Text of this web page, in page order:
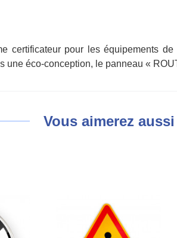
certificateur pour les équipements
éco-conception, le panneau «
Vous aimerez aussi